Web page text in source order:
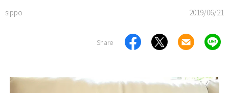
sippo 2019/06/21
Share